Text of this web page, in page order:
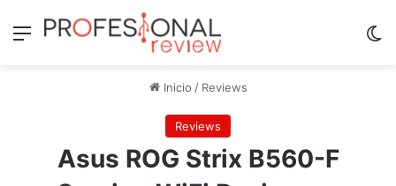
Menú
Inicio / Reviews
Reviews
Asus ROG Strix B560-F